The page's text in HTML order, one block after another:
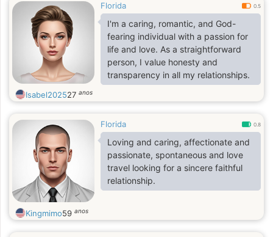
Florida 0.5
I'm a caring, romantic, and God-
fearing individual with a passion for
life and love. As a straightforward
person, I value honesty and
transparency in all my relationships.
Isabel202527 anos
Florida 0.8
Loving and caring, affectionate and
passionate, spontaneous and love
travel looking for a sincere faithful
relationship.
Kingmimo59 anos